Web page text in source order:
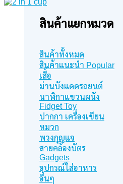
สินค้าแยกหมวด
สินค้าทั้งหมด
สินค้าแนะนำ
เสื้อ
ม่านบังแดดรถยนต์
นาฬิกาแขวนผนัง
Fidget Toy
ปากกา เครื่องเขียน
หมวก
พวงกุญแจ
สายคล้องบัตร
Gadgets
อุปกรณ์ใส่อาหาร
อื่นๆ